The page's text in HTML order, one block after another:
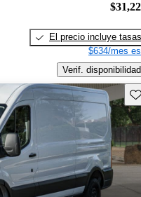
El precio incluye tasas
$634/mes
Verif. disponibilidad